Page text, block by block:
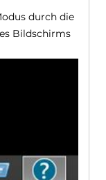
durch die
Bildschirms